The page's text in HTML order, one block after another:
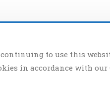
to use this
in accordance with our